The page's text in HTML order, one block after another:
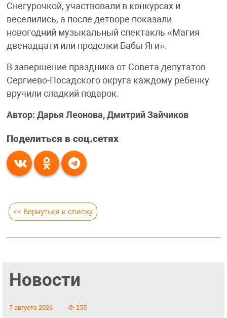
Снегурочкой, участвовали в конкурсах и
веселились, а после детворе показали
новогодний музыкальный спектакль «Магия
двенадцати или проделки Бабы Яги».
В завершение праздника от Совета депутатов
Сергиево-Посадского округа каждому ребенку
вручили сладкий подарок.
Автор: Дарья Леонова, Дмитрий Зайчиков
Поделиться в соц.сетях
<< Вернуться к списку
Новости
7 августа 2026 255